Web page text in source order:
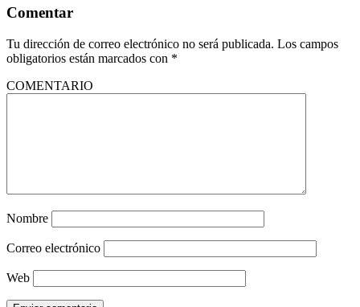
Comentar
Tu dirección de correo electrónico no será publicada. Los campos
obligatorios están marcados con *
COMENTARIO
Nombre
Correo electrónico
Web